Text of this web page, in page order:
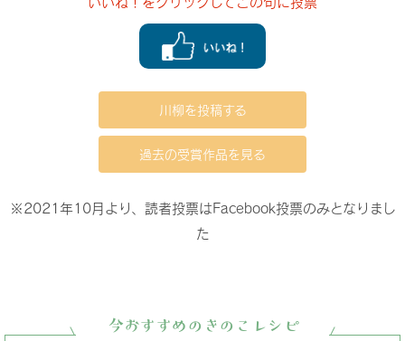
川柳を投稿する
過去の受賞作品を見る
※2021年10月より、読者投票はFacebook投票のみとなりまし
た
今おすすめのきのこレシピ